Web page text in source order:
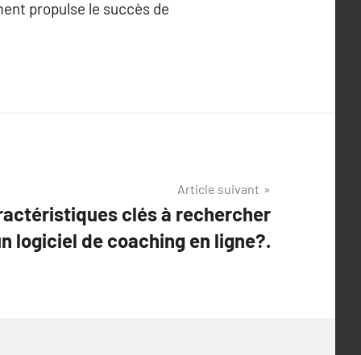
propulse le succès de
Article suivant
clés à rechercher
logiciel de coaching en ligne?.